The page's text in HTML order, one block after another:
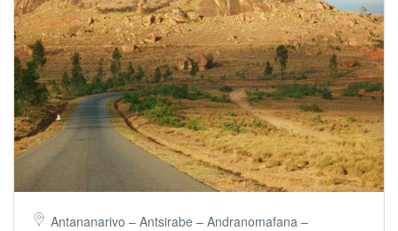
Antananarivo – Antsirabe – Andranomafana –